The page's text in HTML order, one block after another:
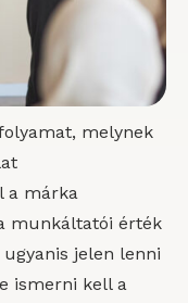
melynek
a márka
munkáltatói érték
jelen lenni
ismerni kell a